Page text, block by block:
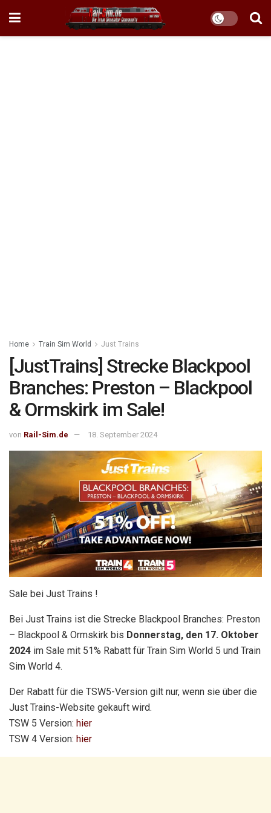
Home Train Sim World Just Trains
[JustTrains] Strecke Blackpool
Branches: Preston – Blackpool
& Ormskirk im Sale!
von Rail-Sim.de 18. September 2024
Sale bei Just Trains !
Bei Just Trains ist die Strecke Blackpool Branches: Preston
– Blackpool & Ormskirk bis Donnerstag, den 17. Oktober
2024 im Sale mit 51% Rabatt für Train Sim World 5 und Train
Sim World 4.
Der Rabatt für die TSW5-Version gilt nur, wenn sie über die
Just Trains-Website gekauft wird.
TSW 5 Version: hier
TSW 4 Version: hier